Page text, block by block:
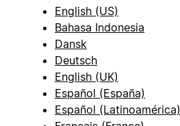
English (US)
Bahasa Indonesia
Dansk
Deutsch
English (UK)
Español (España)
Español (Latinoamérica)